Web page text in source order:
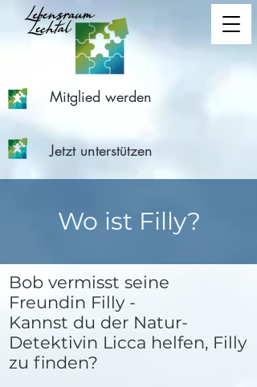
Mitglied werden
Jetzt unterstützen
Wo ist Filly?
Bob vermisst seine
Freundin Filly -
Kannst du der Natur-
Detektivin Licca helfen, Filly
zu finden?